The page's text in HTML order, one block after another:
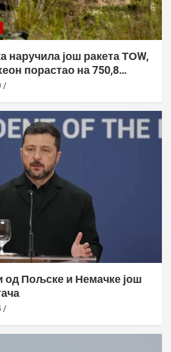
наручила још ракета ТОW,
порастао на 750,8
од Пољске и Немачке још